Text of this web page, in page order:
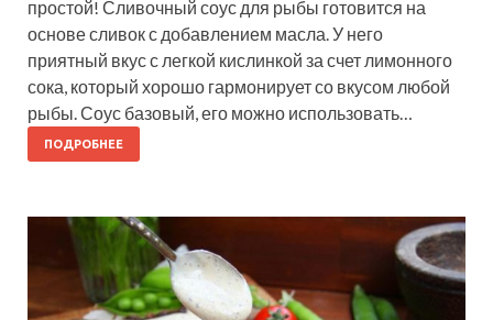
простой! Сливочный соус для рыбы готовится на
основе сливок с добавлением масла. У него
приятный вкус с легкой кислинкой за счет лимонного
сока, который хорошо гармонирует со вкусом любой
рыбы. Соус базовый, его можно использовать…
ПОДРОБНЕЕ